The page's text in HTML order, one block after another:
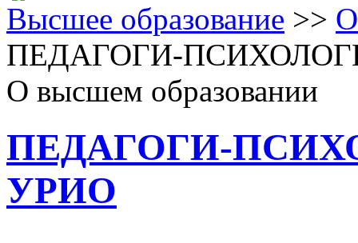
Высшее образование >>
ПЕДАГОГИ-
О высшем образовании
ПЕДАГОГИ-
УРИО